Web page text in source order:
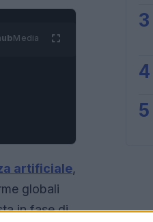
Media
artificiale,
globali
in fase di
3
4
5